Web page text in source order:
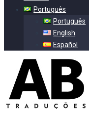
Português
Português
English
Español